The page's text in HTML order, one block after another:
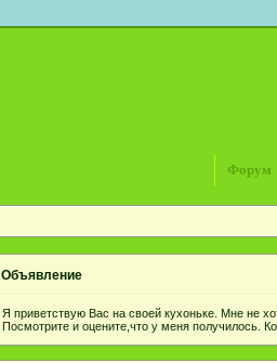
Форум
Объявление
Я приветствую Вас на своей кухоньке. Мне не
Посмотрите и оцените,что у меня получилось.